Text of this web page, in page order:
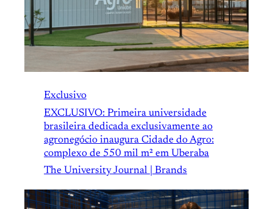
Exclusivo
EXCLUSIVO: Primeira universidade
brasileira dedicada exclusivamente ao
agronegócio inaugura Cidade do Agro:
complexo de 550 mil m² em Uberaba
The University Journal | Brands